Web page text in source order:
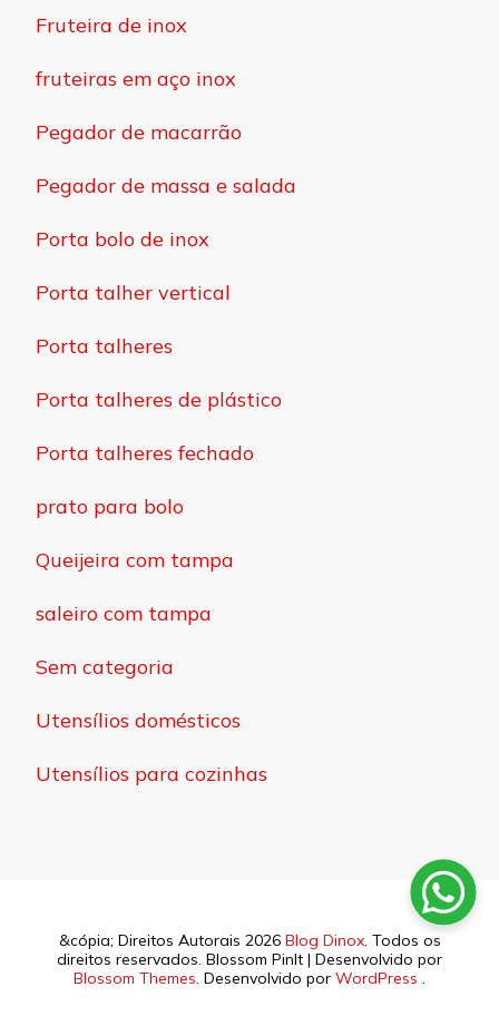
Fruteira de inox
fruteiras em aço inox
Pegador de macarrão
Pegador de massa e salada
Porta bolo de inox
Porta talher vertical
Porta talheres
Porta talheres de plástico
Porta talheres fechado
prato para bolo
Queijeira com tampa
saleiro com tampa
Sem categoria
Utensílios domésticos
Utensílios para cozinhas
&cópia; Direitos Autorais 2026 Blog Dinox. Todos os
direitos reservados. Blossom PinIt | Desenvolvido por
Blossom Themes. Desenvolvido por WordPress .